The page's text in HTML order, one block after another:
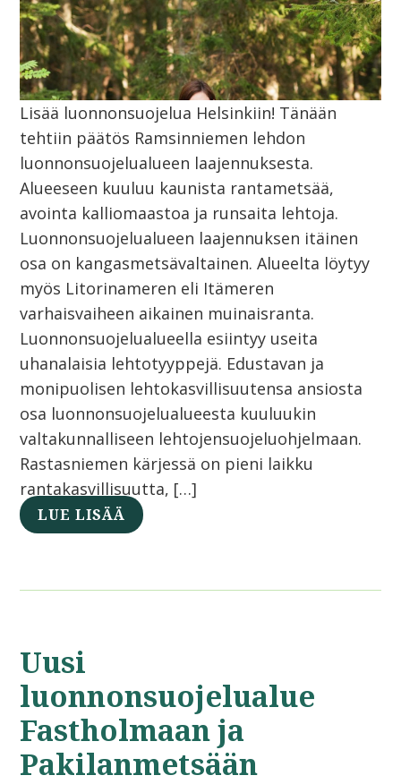
Lisää luonnonsuojelua Helsinkiin! Tänään
tehtiin päätös Ramsinniemen lehdon
luonnonsuojelualueen laajennuksesta.
Alueeseen kuuluu kaunista rantametsää,
avointa kalliomaastoa ja runsaita lehtoja.
Luonnonsuojelualueen laajennuksen itäinen
osa on kangasmetsävaltainen. Alueelta löytyy
myös Litorinameren eli Itämeren
varhaisvaiheen aikainen muinaisranta.
Luonnonsuojelualueella esiintyy useita
uhanalaisia lehtotyyppejä. Edustavan ja
monipuolisen lehtokasvillisuutensa ansiosta
osa luonnonsuojelualueesta kuuluukin
valtakunnalliseen lehtojensuojeluohjelmaan.
Rastasniemen kärjessä on pieni laikku
rantakasvillisuutta, […]
LUE LISÄÄ
Uusi
luonnonsuojelualue
Fastholmaan ja
Pakilanmetsään